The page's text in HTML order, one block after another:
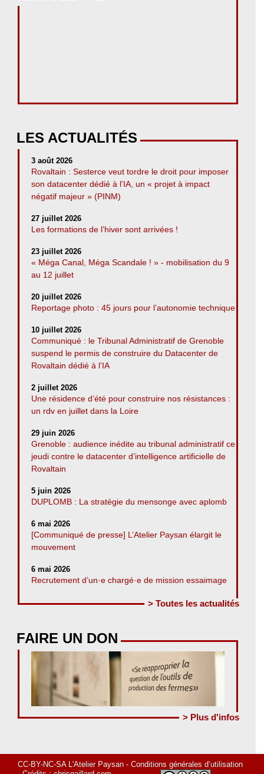
LES ACTUALITÉS
3 août 2026
Rovaltain : Sesterce veut tordre le droit pour imposer
son datacenter dédié à l’IA, un « projet à impact
négatif majeur » (PINM)
27 juillet 2026
Les formations de l’hiver sont arrivées !
23 juillet 2026
« Méga Canal, Méga Scandale ! » - mobilisation du 9
au 12 juillet
20 juillet 2026
Reportage photo : 45 jours pour l’autonomie technique
10 juillet 2026
Communiqué : le Tribunal Administratif de Grenoble
suspend le permis de construire du Datacenter de
Rovaltain dédié à l’IA
2 juillet 2026
Une résidence d’été pour construire nos résistances :
un rdv en juillet dans la Loire
29 juin 2026
Grenoble : audience inédite au tribunal administratif ce
jeudi contre le datacenter d’intelligence artificielle de
Rovaltain
5 juin 2026
DUPLOMB : La stratégie du mensonge avec aplomb
6 mai 2026
[Communiqué de presse] L’Atelier Paysan élargit le
mouvement
6 mai 2026
Recrutement d’un·e chargé·e de mission essaimage
> Toutes les actualités
FAIRE UN DON
> Plus d'infos
CC-BY-NC-SA L'Atelier Paysan - Conditions générales d’utilisation